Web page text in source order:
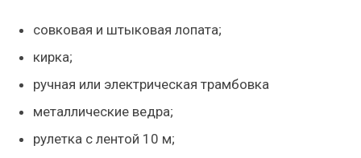
совковая и штыковая лопата;
кирка;
ручная или электрическая трамбовка
металлические ведра;
рулетка с лентой 10 м;